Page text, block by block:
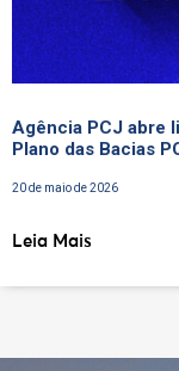
Agência PCJ abre
Plano das Bacias
20 de maio de 2026
Leia Mais